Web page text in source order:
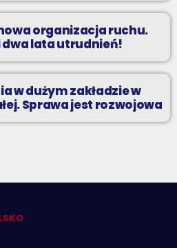
organizacja ruchu.
dwa lata utrudnień!
w dużym zakładzie w
Sprawa jest rozwojowa